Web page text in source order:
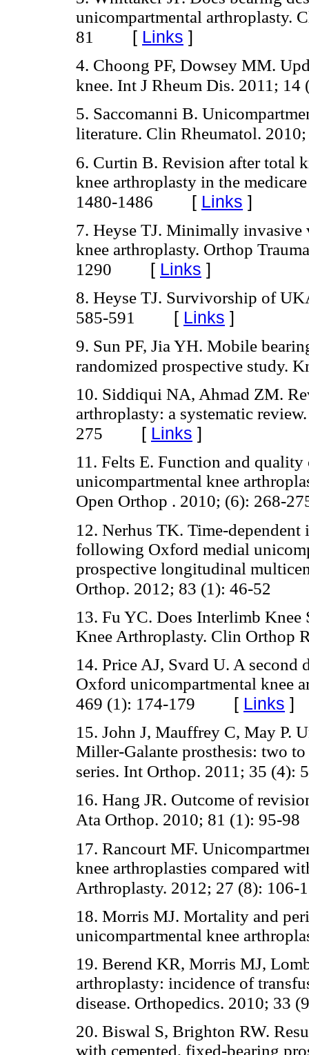
unicompartmental arthroplasty.
81
[ Links ]
4. Choong PF, Dowsey MM.
knee. Int J Rheum Dis. 2011; 14
5. Saccomanni B.
literature. Clin Rheumatol.
6. Curtin B. Revision after total
knee arthroplasty in the
1480-1486 [ Links ]
7. Heyse TJ. Minimally invasive
knee arthroplasty. Orthop
1290 [ Links ]
8. Heyse TJ. Survivorship of
585-591
[ Links ]
9. Sun PF, Jia YH. Mobile
randomized prospective study.
10. Siddiqui NA, Ahmad ZM.
arthroplasty: a systematic
275 [ Links ]
11. Felts E. Function and
unicompartmental knee
Open Orthop . 2010; (6): 268-
12. Nerhus TK. Time-
following Oxford medial
prospective longitudinal
Orthop. 2012; 83 (1): 46-52
13. Fu YC. Does Interlimb
Knee Arthroplasty. Clin
14. Price AJ, Svard U. A
Oxford unicompartmental knee
469 (1): 174-179 [ Links ]
15. John J, Mauffrey C, May P.
Miller-Galante prosthesis: two
series. Int Orthop. 2011; 35 (4):
16. Hang JR. Outcome of
Ata Orthop. 2010; 81 (1): 95-98
17. Rancourt MF.
knee arthroplasties compared
Arthroplasty. 2012; 27 (8): 106-
18. Morris MJ. Mortality and
unicompartmental knee
19. Berend KR, Morris MJ,
arthroplasty: incidence of
disease. Orthopedics. 2010; 33
20. Biswal S, Brighton RW.
with cemented, fixed-bearing